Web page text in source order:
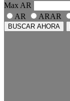
Max AR
AR
ARAR
BUSCAR AHORA